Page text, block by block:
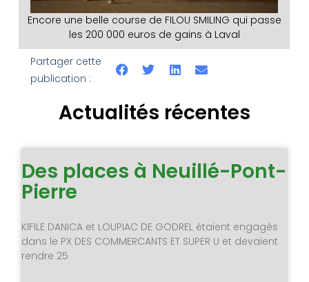
Encore une belle course de FILOU SMILING qui passe
les 200 000 euros de gains à Laval
Partager cette
publication :
Actualités récentes
Des places à Neuillé-Pont-
Pierre
KIFILE DANICA et LOUPIAC DE GODREL étaient engagés
dans le PX DES COMMERCANTS ET SUPER U et devaient
rendre 25